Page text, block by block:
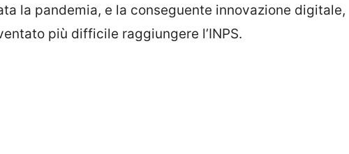
la pandemia, e la conseguente innovazione digitale,
più difficile raggiungere l’INPS.